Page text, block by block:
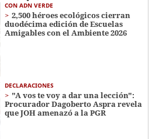
CON ADN VERDE
2,500 héroes ecológicos cierran
duodécima edición de Escuelas
Amigables con el Ambiente 2026
DECLARACIONES
"A vos te voy a dar una lección":
Procurador Dagoberto Aspra revela
que JOH amenazó a la PGR